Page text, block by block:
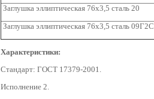
Заглушка эллиптическая 76х3,5 сталь 20
Заглушка эллиптическая 76х3,5 сталь 09Г2С
Характеристики:
Стандарт: ГОСТ 17379-2001.
Исполнение 2.